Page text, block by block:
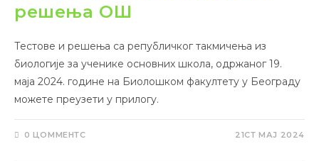
решења ОШ
Тестове и решења са републичког такмичења из
биологије за ученике основних школа, одржаног 19.
маја 2024. године на Биолошком факултету у Београду
можете преузети у прилогу.
0 ЦОММЕНТС 21СТ МАЈ 2024